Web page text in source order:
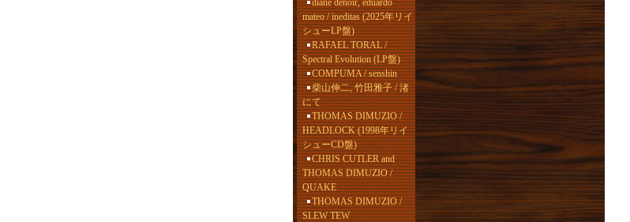
diane denoir, eduardo
mateo / ineditas (2025年リイ
シューLP盤)
RAFAEL TORAL /
Spectral Evolution (LP盤)
COMPUMA / senshin
柴山伸二, 竹田雅子 / 渚
にて
THOMAS DIMUZIO /
HEADLOCK (1998年リイ
シューCD盤)
CHRIS CUTLER and
THOMAS DIMUZIO /
QUAKE
THOMAS DIMUZIO /
SLEW TEW